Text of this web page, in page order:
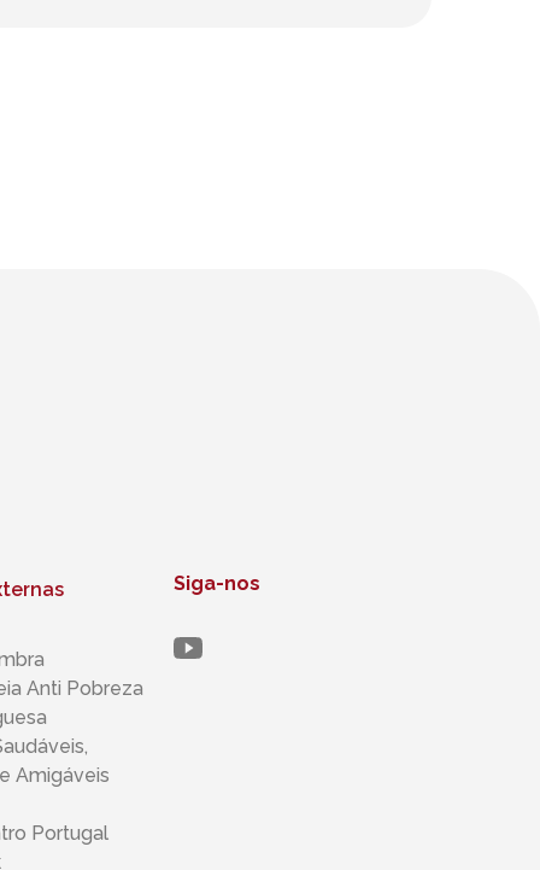
Anti Pobreza
Amigáveis
Portugal
Siga-nos